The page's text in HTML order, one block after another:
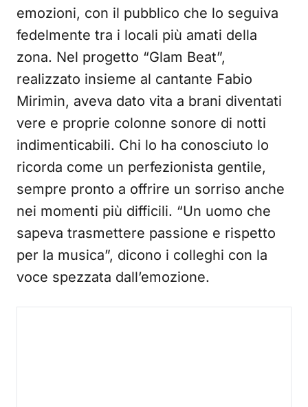
emozioni, con il pubblico che lo seguiva
fedelmente tra i locali più amati della
zona. Nel progetto “Glam Beat”,
realizzato insieme al cantante Fabio
Mirimin, aveva dato vita a brani diventati
vere e proprie colonne sonore di notti
indimenticabili. Chi lo ha conosciuto lo
ricorda come un perfezionista gentile,
sempre pronto a offrire un sorriso anche
nei momenti più difficili. “Un uomo che
sapeva trasmettere passione e rispetto
per la musica”, dicono i colleghi con la
voce spezzata dall’emozione.